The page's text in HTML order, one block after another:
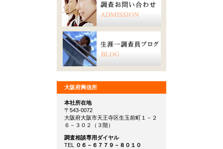
大阪府興信所
本社所在地
〒543-0072
大阪府大阪市天王寺区生玉前町１－２
６－３０２（３階）
調査相談専用ダイヤル
TEL
０６－６７７９－８０１０